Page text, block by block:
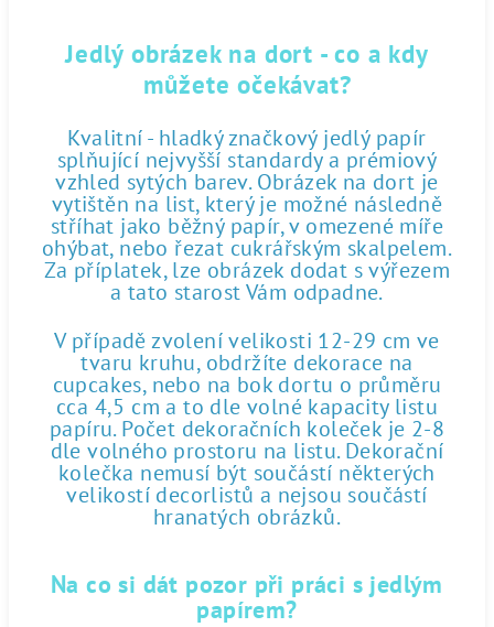
Jedlý obrázek na dort - co a kdy
můžete očekávat?
Kvalitní - hladký značkový jedlý papír
splňující nejvyšší standardy a prémiový
vzhled sytých barev. Obrázek na dort je
vytištěn na list, který je možné následně
stříhat jako běžný papír, v omezené míře
ohýbat, nebo řezat cukrářským skalpelem.
Za příplatek, lze obrázek dodat s výřezem
a tato starost Vám odpadne.
V případě zvolení velikosti 12-29 cm ve
tvaru kruhu, obdržíte dekorace na
cupcakes, nebo na bok dortu o průměru
cca 4,5 cm a to dle volné kapacity listu
papíru. Počet dekoračních koleček je 2-8
dle volného prostoru na listu. Dekorační
kolečka nemusí být součástí některých
velikostí decorlistů a nejsou součástí
hranatých obrázků.
Na co si dát pozor při práci s jedlým
papírem?